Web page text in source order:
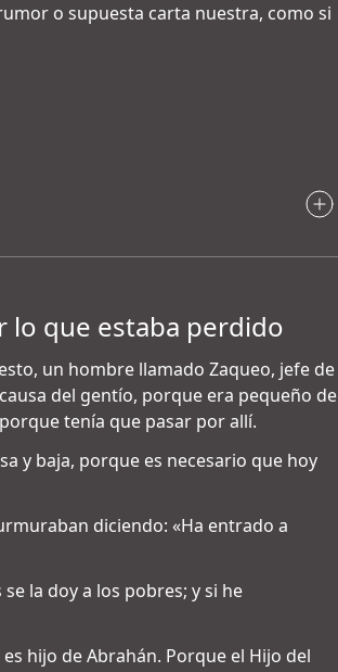
o supuesta carta nuestra, como si
lo que estaba perdido
un hombre llamado Zaqueo, jefe de
del gentío, porque era pequeño de
tenía que pasar por allí.
y baja, porque es necesario que hoy
diciendo: «Ha entrado a
la doy a los pobres; y si he
hijo de Abrahán. Porque el Hijo del